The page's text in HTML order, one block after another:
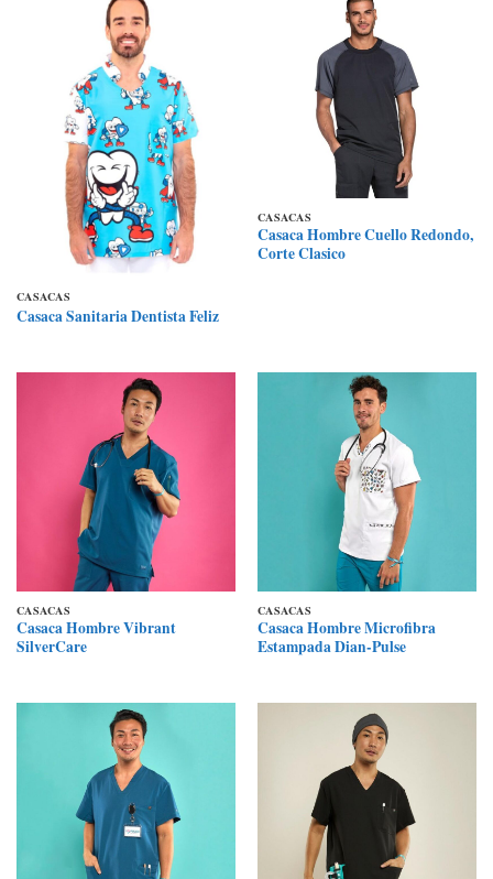
CASACAS
Casaca Sanitaria Dentista Feliz
CASACAS
Casaca Hombre Cuello Redondo,
Corte Clasico
CASACAS
Casaca Hombre Vibrant
SilverCare
CASACAS
Casaca Hombre Microfibra
Estampada Dian-Pulse